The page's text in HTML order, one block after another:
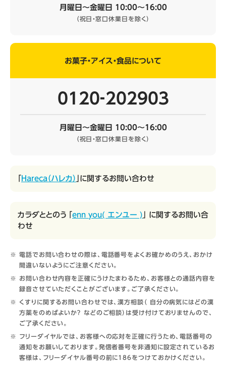
月曜日～金曜日 10:00～16:00
（祝日・窓口休業日を除く）
お菓子・アイス・食品について
0120‐202903
月曜日～金曜日 10:00～16:00
（祝日・窓口休業日を除く）
Hareca（ハレカ） 」に関するお問い合わせ
カラダととのう 「 enn you( エンユー ) 」 に関するお問い合
わせ
電話でお問い合わせの際は、電話番号をよくお確かめのうえ、おかけ
間違いないようにご注意ください。
お問い合わせ内容を正確にうけたまわるため、お客様との通話内容を
録音させていただくことがございます。ご了承ください。
くすりに関するお問い合わせでは、漢方相談（ 自分の病気にはどの漢
方薬をのめばよいか？ などのご相談）は受け付けておりませんので、
ご了承ください。
フリーダイヤルでは、お客様への応対を正確に行うため、電話番号の
通知をお願いしております。発信者番号を非通知に設定されているお
客様は、フリーダイヤル番号の前に186をつけておかけください。